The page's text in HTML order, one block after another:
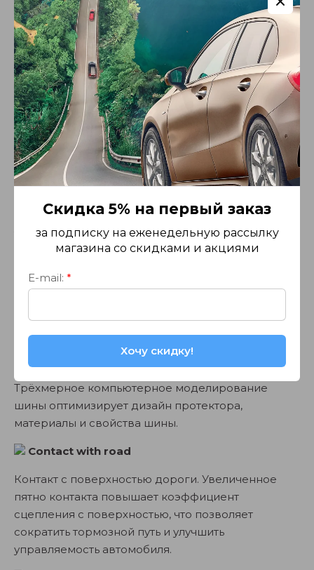
Отличная курсовая устойчивость
: центральные
ребра увеличивают жесткость протекторного
пояса, что позволяет сократить время реакции
при маневрировании и обеспечить прекрасную
курсовую устойчивость на сухом и мокром
покрытии.
Эффективный отвод воды и стойкость к
канавок протектора, его открытый дизайн
предотвращают аквапланирование.
способствуют специальные канавки во
воды на трассе.
3D computer modeling
Трёхмерное компьютерное моделирование
шины оптимизирует дизайн протектора,
материалы и свойства шины.
Contact with road
Контакт с поверхностью дороги. Увеличенное
пятно контакта повышает коэффициент
сцепления с поверхностью, что позволяет
сократить тормозной путь и улучшить
управляемость автомобиля.
Скидка 5% на первый заказ
за подписку на еженедельную рассылку
магазина со скидками и акциями
E-mail:*
Хочу скидку!